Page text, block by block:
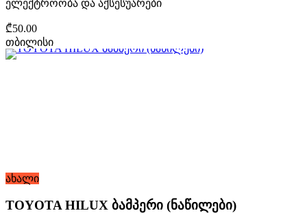
ელექტროობა და აქსესუარები
₾50.00
თბილისი
ახალი
TOYOTA HILUX ბამპერი (ნაწილები)